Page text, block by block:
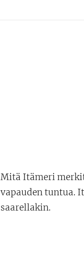
Mitä Itämeri
vapauden tuntua.
saarellakin.